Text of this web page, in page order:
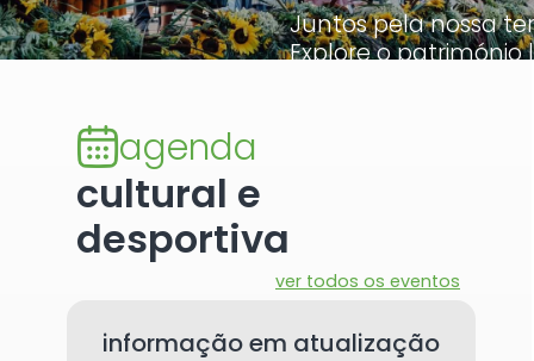
Juntos pela nossa
Explore o património
agenda
cultural e
desportiva
ver todos os eventos
informação em atualização